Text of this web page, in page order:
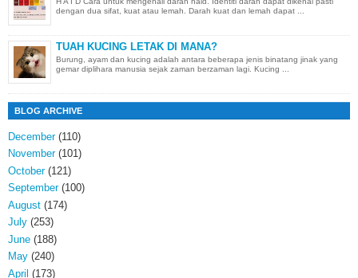
dengan dua sifat, kuat atau lemah. Darah kuat dan lemah dapat ...
TUAH KUCING LETAK DI MANA?
Burung, ayam dan kucing adalah antara beberapa jenis binatang jinak yang
gemar diplihara manusia sejak zaman berzaman lagi. Kucing ...
BLOG ARCHIVE
December(110)
November(101)
October(121)
September(100)
August (174)
July (253)
June (188)
May (240)
April (173)